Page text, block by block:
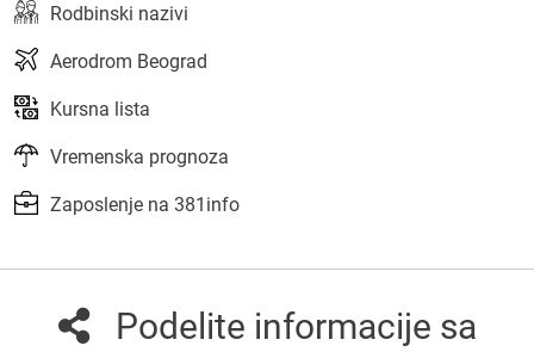
Rodbinski nazivi
Aerodrom Beograd
Kursna lista
Vremenska prognoza
Zaposlenje na 381info
Podelite informacije sa